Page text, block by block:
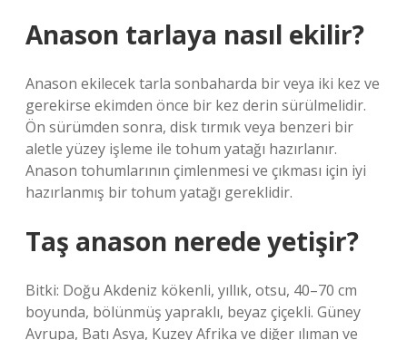
Anason tarlaya nasıl ekilir?
Anason ekilecek tarla sonbaharda bir veya iki kez ve
gerekirse ekimden önce bir kez derin sürülmelidir.
Ön sürümden sonra, disk tırmık veya benzeri bir
aletle yüzey işleme ile tohum yatağı hazırlanır.
Anason tohumlarının çimlenmesi ve çıkması için iyi
hazırlanmış bir tohum yatağı gereklidir.
Taş anason nerede yetişir?
Bitki: Doğu Akdeniz kökenli, yıllık, otsu, 40–70 cm
boyunda, bölünmüş yapraklı, beyaz çiçekli. Güney
Avrupa, Batı Asya, Kuzey Afrika ve diğer ılıman ve